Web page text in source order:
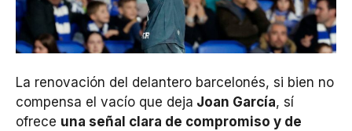
La renovación del delantero barcelonés, si bien no
compensa el vacío que deja Joan García, sí
ofrece una señal clara de compromiso y de